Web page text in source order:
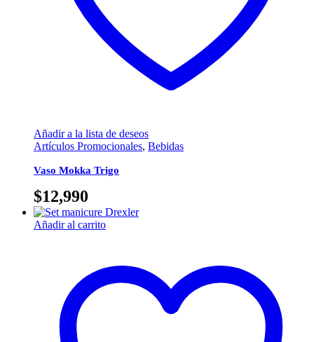
Añadir a la lista de deseos
Artículos Promocionales, Bebidas
Vaso Mokka Trigo
$12,990
Añadir al carrito